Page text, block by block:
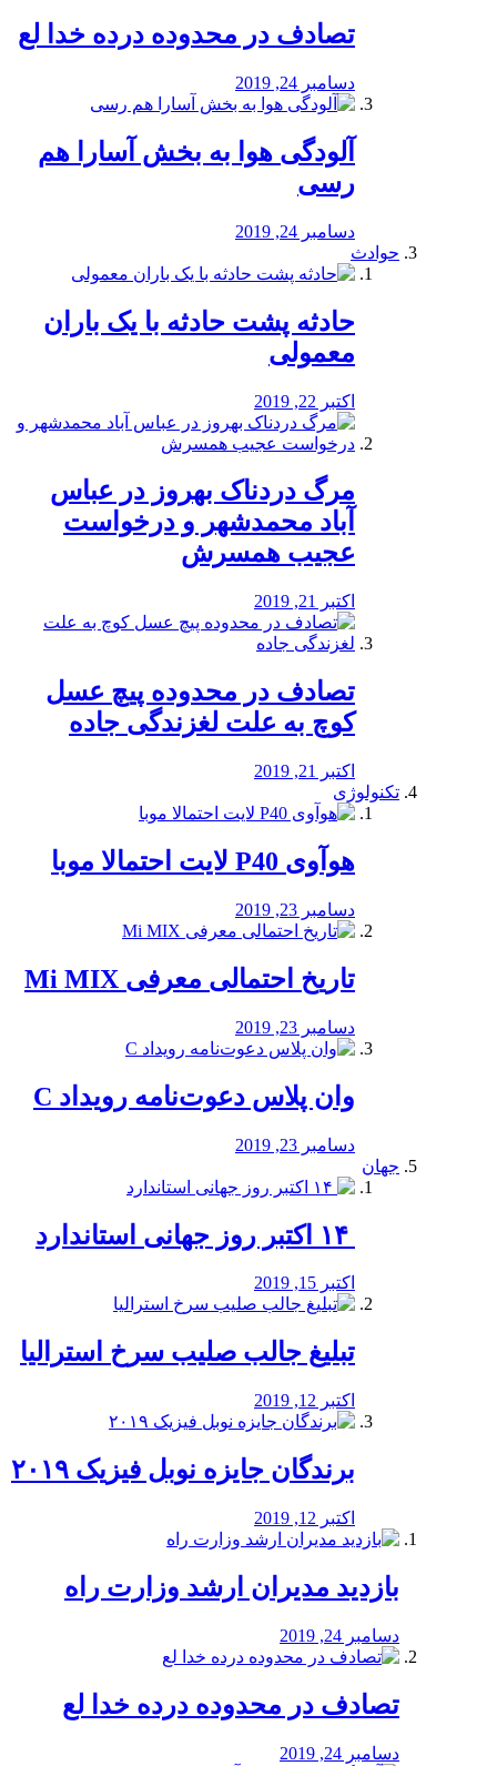
تصادف در محدوده درده خدا لع
دسامبر 24, 2019
آلودگی هوا به بخش آسارا هم
رسی
دسامبر 24, 2019
حوادث
️حادثه پشت حادثه با یک باران
معمولی
اکتبر 22, 2019
مرگ دردناک بهروز در عباس
آباد محمدشهر و درخواست
عجیب همسرش
اکتبر 21, 2019
تصادف در محدوده پیچ عسل
کوچ به علت لغزندگی جاده
اکتبر 21, 2019
تکنولوژی
هوآوی P40 لایت احتمالا موبا
دسامبر 23, 2019
تاریخ احتمالی معرفی Mi MIX
دسامبر 23, 2019
وان پلاس دعوت‌نامه رویداد C
دسامبر 23, 2019
جهان
اکتبر 15, 2019
تبلیغ جالب صلیب سرخ استرالیا
اکتبر 12, 2019
برندگان جایزه نوبل فیزیک ۲۰۱۹
اکتبر 12, 2019
بازدید مدیران ارشد وزارت راه
دسامبر 24, 2019
تصادف در محدوده درده خدا لع
دسامبر 24, 2019